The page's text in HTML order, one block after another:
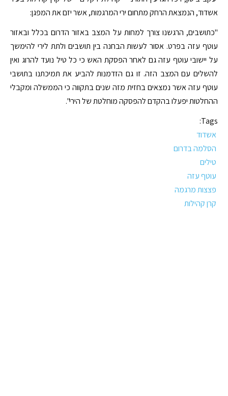
אשדוד, הנמצאת הרחק מתחום ירי המרגמות, אשר יזם את המפגן:
"כתושבים, הרגשנו צורך למחות על המצב באזור הדרום בכלל ובאזור
עוטף עזה בפרט. אסור לעשות הבחנה בין תושבים ולתת לירי להימשך
על יישובי עוטף עזה גם לאחר הפסקת האש כי כל טיל נועד להרוג ואין
להשלים עם המצב הזה. זו גם הזדמנות להביע את תמיכתנו בתושבי
עוטף עזה אשר נמצאים בחזית מזה שנים בתקווה כי הממשלה ומקבלי
ההחלטות יפעלו בהקדם להפסקה מוחלטת של הירי".
Tags:
אשדוד
הסלמה בדרום
טילים
עוטף עזה
פצצות מרגמה
קרן קהילות